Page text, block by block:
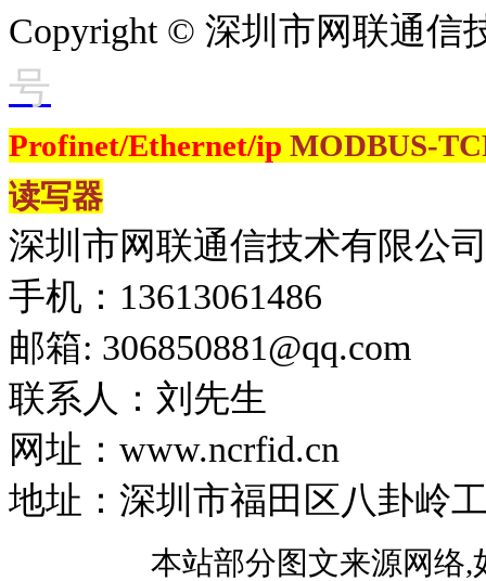
Copyright © 深圳市网联通
号
Profinet/Ethernet/ip MODBUS-
读写器
深圳市网联通信技术有限公
手机：13613061486
邮箱: 306850881​@qq.com
联系人：刘先生
网址：www.ncrfid.cn
地址：深圳市福田区八卦岭
本站部分图文来源网络